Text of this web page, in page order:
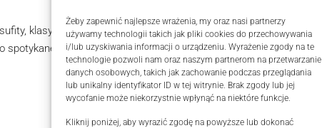
Żeby zapewnić najlepsze wrażenia, my oraz nasi partnerzy
używamy technologii takich jak pliki cookies do przechowywania
i/lub uzyskiwania informacji o urządzeniu. Wyrażenie zgody na te
technologie pozwoli nam oraz naszym partnerom na przetwarzanie
danych osobowych, takich jak zachowanie podczas przeglądania
lub unikalny identyfikator ID w tej witrynie. Brak zgody lub jej
wycofanie może niekorzystnie wpłynąć na niektóre funkcje.
Kliknij poniżej, aby wyrazić zgodę na powyższe lub dokonać
klasyczne detale, sztukateria, supraporty.
spotykane, nadają wnętrzom niepowtarzalnego charakteru.